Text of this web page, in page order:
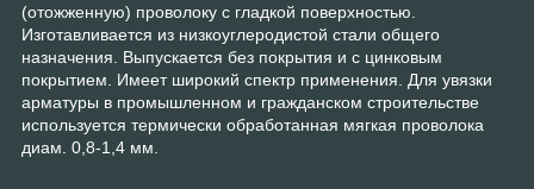
(отожженную) проволоку с гладкой поверхностью.
Изготавливается из низкоуглеродистой стали общего
назначения. Выпускается без покрытия и с цинковым
покрытием. Имеет широкий спектр применения. Для увязки
арматуры в промышленном и гражданском строительстве
используется термически обработанная мягкая проволока
диам. 0,8-1,4 мм.